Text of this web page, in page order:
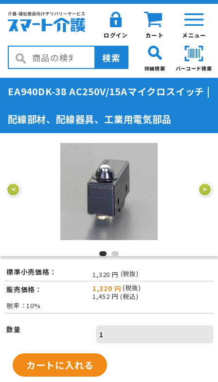
メニュー
カート
ログイン
検索
バーコード検索
詳細検索
EA940DK-38 AC250V/15Aマイクロスイッチ |
配線部材、配線器具、工業用電気部品
< >
標準小売価格： 1,320 円 (税抜)
販売価格： 1,320 円 (税抜)
1,452 円 (税込)
税率：10%
数量